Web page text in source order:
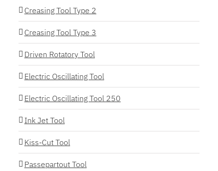
Creasing Tool Type 2
Creasing Tool Type 3
Driven Rotatory Tool
Electric Oscillating Tool
Electric Oscillating Tool 250
Ink Jet Tool
Kiss-Cut Tool
Passepartout Tool